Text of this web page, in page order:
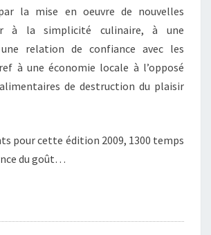
la mise en oeuvre de nouvelles
à la simplicité culinaire, à une
relation de confiance avec les
à une économie locale à l’opposé
de destruction du plaisir
pour cette édition 2009, 1300 temps
du goût…